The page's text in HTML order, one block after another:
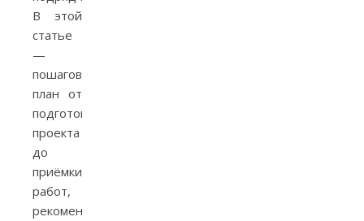
В этой
статье
—
пошаговый
план от
подготовки
проекта
до
приёмки
работ,
рекомендации